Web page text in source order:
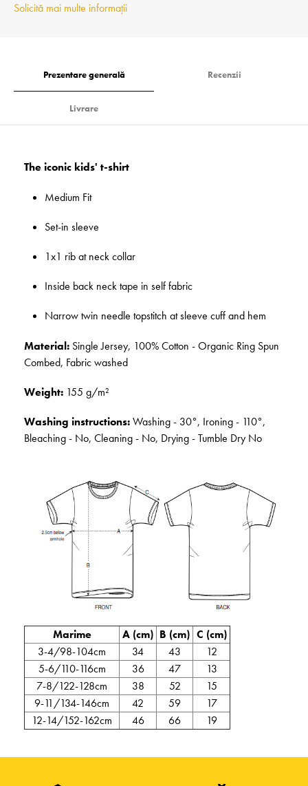
Solicită mai multe informații
Prezentare generală Recenzii
Livrare
The iconic kids' t-shirt
Medium Fit
Set-in sleeve
1x1 rib at neck collar
Inside back neck tape in self fabric
Narrow twin needle topstitch at sleeve cuff and hem
Material: Single Jersey, 100% Cotton - Organic Ring Spun
Combed, Fabric washed
Weight: 155 g/m²
Washing instructions:Washing - 30°, Ironing - 110°,
Bleaching - No, Cleaning - No, Drying - Tumble Dry No
Marime A (cm) B (cm) C (cm)
3-4/98-104cm
34 43
12
5-6/110-116cm
36 47
13
7-8/122-128cm
38 52
15
9-11/134-146cm
42 59
17
12-14/152-162cm
46 66 19